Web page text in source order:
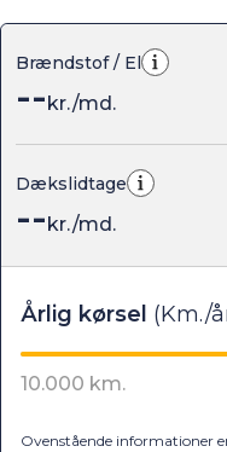
Brændstof / El
--kr./md.
Dækslidtage
--kr./md.
Ovenstående informationer